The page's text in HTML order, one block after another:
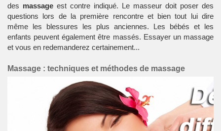
des massage est contre indiqué. Le masseur doit poser des
questions lors de la première rencontre et bien tout lui dire
même les blessures les plus anciennes. Les bébés et les
enfants peuvent également être massés. Essayer un massage
et vous en redemanderez certainement...
Massage : techniques et méthodes de massage